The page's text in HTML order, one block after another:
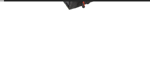
voortdurend verschijnt.